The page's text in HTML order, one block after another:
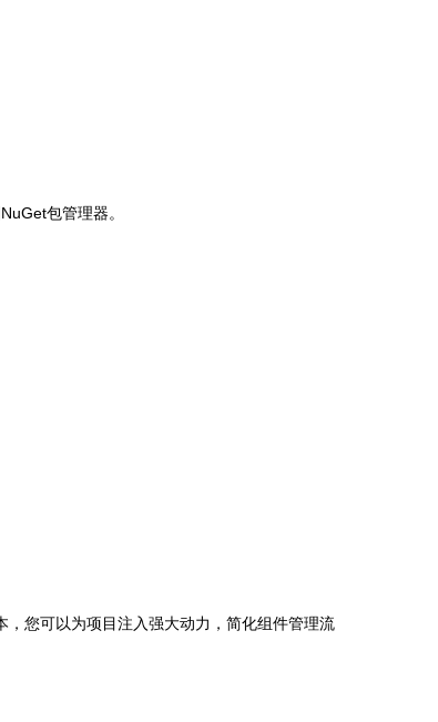
包管理器。
您可以为项目注入强大动力，简化组件管理流